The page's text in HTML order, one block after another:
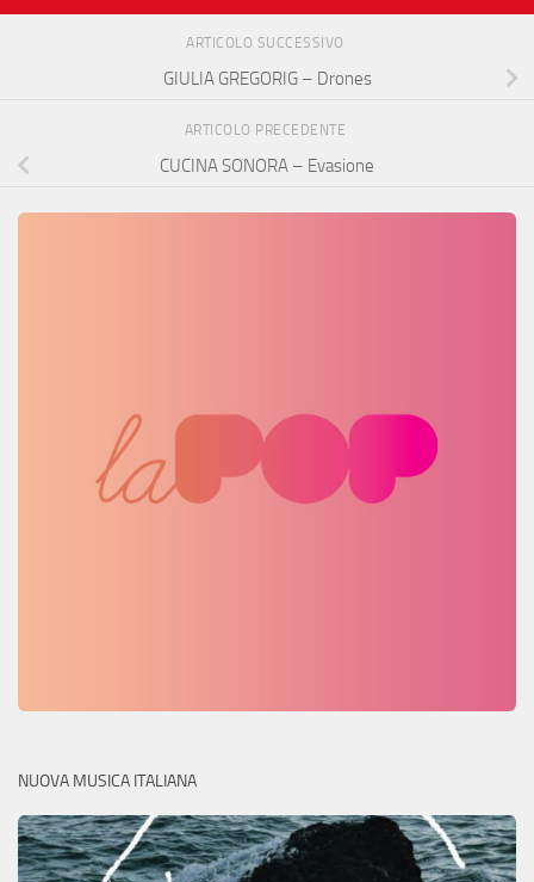
ARTICOLO SUCCESSIVO
GIULIA GREGORIG – Drones
ARTICOLO PRECEDENTE
CUCINA SONORA – Evasione
NUOVA MUSICA ITALIANA